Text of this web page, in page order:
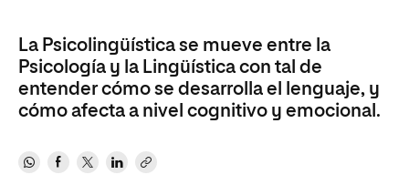
La Psicolingüística se mueve entre la
Psicología y la Lingüística con tal de
entender cómo se desarrolla el lenguaje, y
cómo afecta a nivel cognitivo y emocional.